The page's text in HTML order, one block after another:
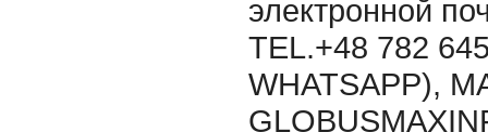
электронной
TEL.+48 782
WHATSAPP),